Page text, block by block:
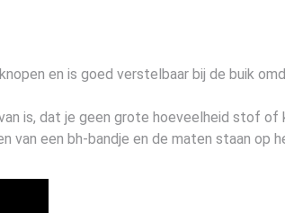
en is goed verstelbaar bij de buik
is, dat je geen grote hoeveelheid stof of
een bh-bandje en de maten staan op